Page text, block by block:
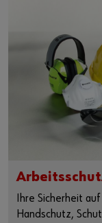
Ihre Sicherheit
Handschutz,